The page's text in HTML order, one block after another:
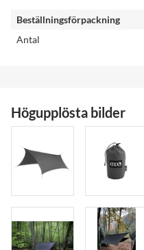
Beställningsförpackning
Antal
Högupplösta bilder